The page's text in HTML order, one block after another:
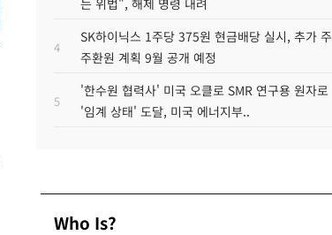
는 위법", 해제 명령 내려
4
SK하이닉스 1주당 375원 현금배당 실시, 추가 주
주환원 계획 9월 공개 예정
5
'한수원 협력사' 미국 오클로 SMR 연구용 원자로
'임계 상태' 도달, 미국 에너지부..
Who Is?